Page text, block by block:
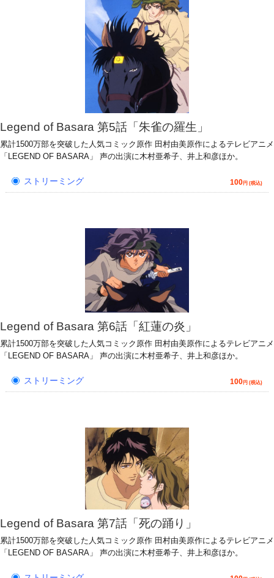
Legend of Basara 第5話「朱雀の羅生」
累計1500万部を突破した人気コミック原作 田村由美原作によるテレビアニメ
「LEGEND OF BASARA」 声の出演に木村亜希子、井上和彦ほか。
ストリーミング 100円 (税込)
Legend of Basara 第6話「紅蓮の炎」
累計1500万部を突破した人気コミック原作 田村由美原作によるテレビアニメ
「LEGEND OF BASARA」 声の出演に木村亜希子、井上和彦ほか。
ストリーミング 100円 (税込)
Legend of Basara 第7話「死の踊り」
累計1500万部を突破した人気コミック原作 田村由美原作によるテレビアニメ
「LEGEND OF BASARA」 声の出演に木村亜希子、井上和彦ほか。